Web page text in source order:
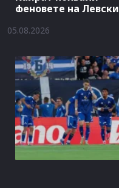
феновете на Левски
05.08.2026